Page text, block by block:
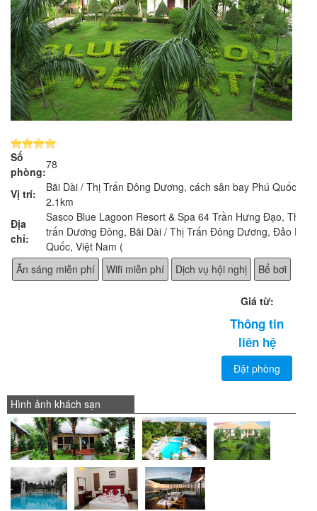
Số
phòng:
78
Vị trí:
Bãi Dài / Thị Trấn Đông Dương, cách sân bay Phú Quốc
2.1km
Địa
chỉ:
Sasco Blue Lagoon Resort & Spa 64 Trần Hưng Đạo, Thị
trấn Dương Đông, Bãi Dài / Thị Trấn Đông Dương, Đảo Phú
Quốc, Việt Nam (
Ăn sáng miễn phí
Wifi miễn phí Dịch vụ hội nghị Bể bơi
Giá từ:
Thông tin
liên hệ
Đặt phòng
Hình ảnh khách sạn